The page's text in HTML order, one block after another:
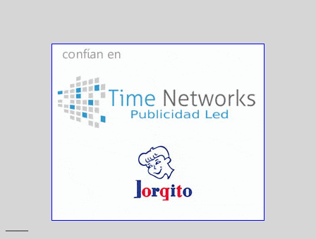
——